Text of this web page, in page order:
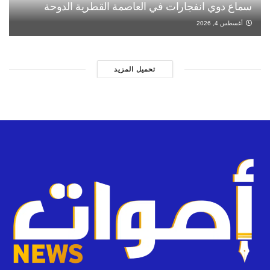
سماع دوي انفجارات في العاصمة القطرية الدوحة
أغسطس 4, 2026
تحميل المزيد